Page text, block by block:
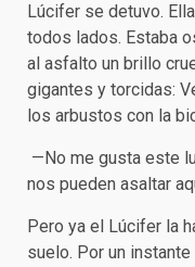
Lúcifer se detuvo.
todos lados. Estaba
al asfalto un brillo
gigantes y torcidas:
los arbustos con la
—No me gusta este
nos pueden asaltar
Pero ya el Lúcifer la
suelo. Por un